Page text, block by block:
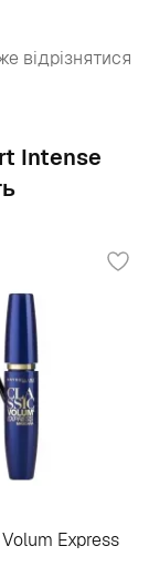
відрізнятися
Intense
Express